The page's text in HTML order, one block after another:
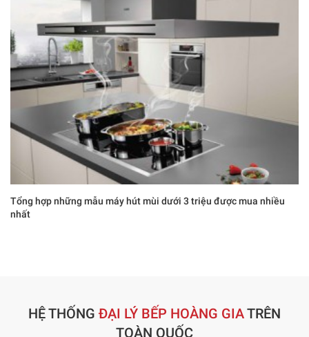
Tổng hợp những mẫu máy hút mùi dưới 3 triệu được mua nhiều
nhất
HỆ THỐNG ĐẠI LÝ BẾP HOÀNG GIATRÊN
TOÀN QUỐC